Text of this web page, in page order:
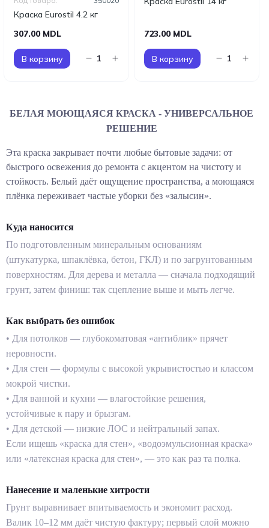
Краска Eurostil 4.2 кг
307.00 MDL
В корзину
723.00 MDL
В корзину
БЕЛАЯ МОЮЩАЯСЯ КРАСКА - УНИВЕРСАЛЬНОЕ
РЕШЕНИЕ
Эта краска закрывает почти любые бытовые задачи: от
быстрого освежения до ремонта с акцентом на чистоту и
стойкость. Белый даёт ощущение пространства, а моющаяся
плёнка переживает частые уборки без «залысин».
Куда наносится
По подготовленным минеральным основаниям
(штукатурка, шпаклёвка, бетон, ГКЛ) и по загрунтованным
поверхностям. Для дерева и металла — сначала подходящий
грунт, затем финиш: так сцепление выше и мыть легче.
Как выбрать без ошибок
• Для потолков — глубокоматовая «антиблик» прячет
неровности.
• Для стен — формулы с высокой укрывистостью и классом
мокрой чистки.
• Для ванной и кухни — влагостойкие решения,
устойчивые к пару и брызгам.
• Для детской — низкие ЛОС и нейтральный запах.
Если ищешь «краска для стен», «водоэмульсионная краска»
или «латексная краска для стен», — это как раз та полка.
Нанесение и маленькие хитрости
Грунт выравнивает впитываемость и экономит расход.
Валик 10–12 мм даёт чистую фактуру; первый слой можно